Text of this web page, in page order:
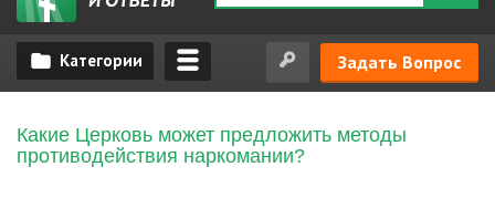
Задать Вопрос
Какие Церковь может предложить методы
противодействия наркомании?